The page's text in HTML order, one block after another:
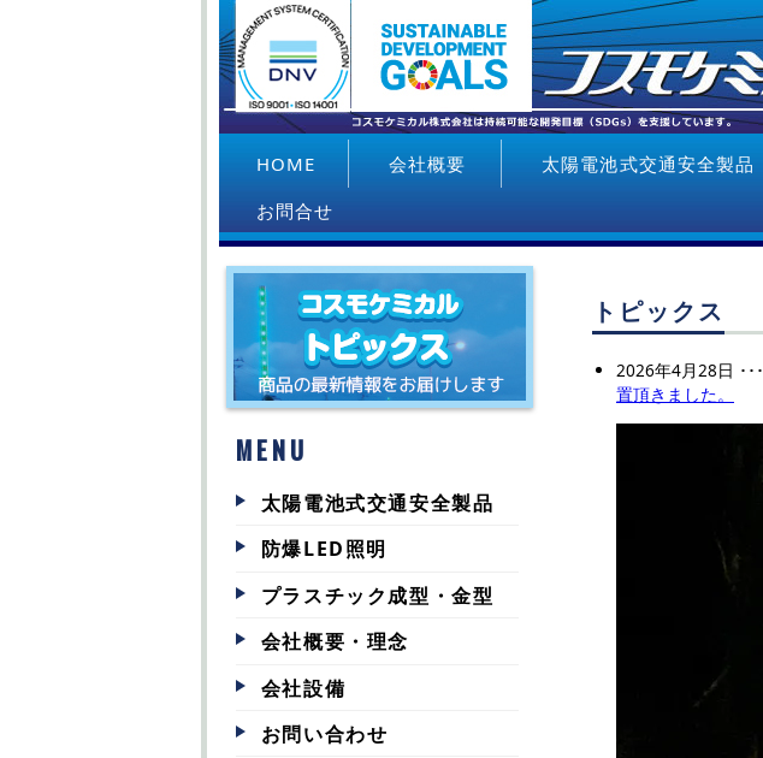
HOME 会社概要 太陽電池式交通安全製品
ソルラージ太陽電池パネ
お問合せ
MENU
太陽電池式交通安全製品
防爆LED照明
プラスチック成型・金型
会社概要・理念
会社設備
お問い合わせ
トピックス
2026年4月28日 ･･･
置頂きました。